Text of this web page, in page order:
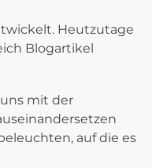
Heutzutage
Blogartikel
mit der
auf die es